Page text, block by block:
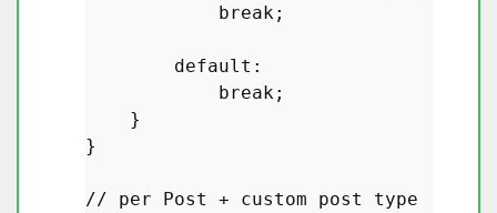
break ;
default :
break ;
    }
}
// per Post + custom post
type